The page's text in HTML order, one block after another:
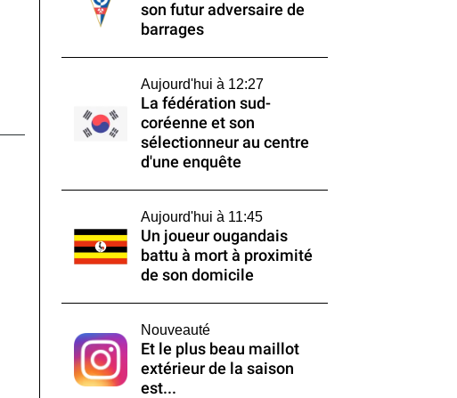
son futur adversaire de
barrages
Aujourd'hui à 12:27
La fédération sud-
coréenne et son
sélectionneur au centre
d'une enquête
Aujourd'hui à 11:45
Un joueur ougandais
battu à mort à proximité
de son domicile
Nouveauté
Et le plus beau maillot
extérieur de la saison
est...